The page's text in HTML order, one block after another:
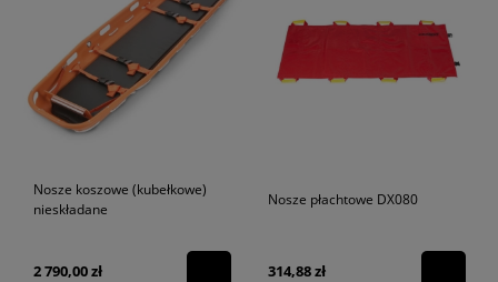
Nosze koszowe (kubełkowe)
nieskładane
2 790,00 zł
Nosze płachtowe DX080
314,88 zł